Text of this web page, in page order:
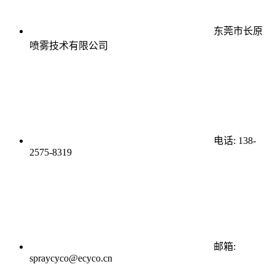
东莞市长原
喷雾技术有限公司
电话: 138-
2575-8319
邮箱:
spraycyco@ecyco.cn